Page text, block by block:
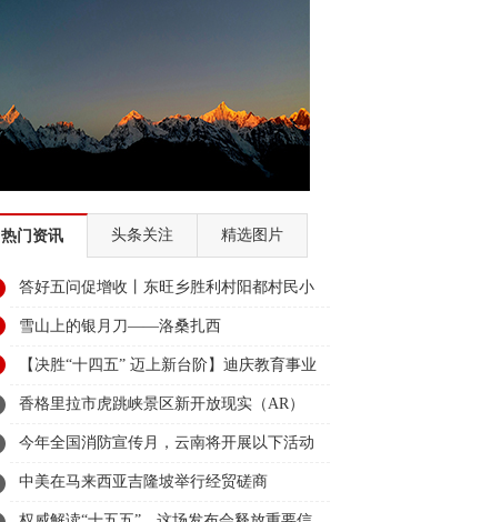
热门资讯 头条关注 精选图片
答好五问促增收丨东旺乡胜利村阳都村民小
组：葡萄产业铺就“甜蜜”增收路
雪山上的银月刀——洛桑扎西
【决胜“十四五” 迈上新台阶】迪庆教育事业
亮点多、成效显——培根铸魂育桃李
香格里拉市虎跳峡景区新开放现实（AR）
无人机体验店
今年全国消防宣传月，云南将开展以下活动
→
中美在马来西亚吉隆坡举行经贸磋商